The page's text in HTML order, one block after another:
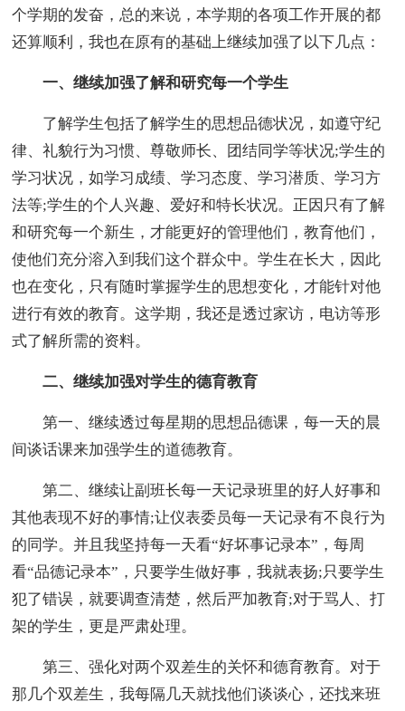
个学期的发奋，总的来说，本学期的各项工作开展的都
还算顺利，我也在原有的基础上继续加强了以下几点：
一、继续加强了解和研究每一个学生
了解学生包括了解学生的思想品德状况，如遵守纪
律、礼貌行为习惯、尊敬师长、团结同学等状况;学生的
学习状况，如学习成绩、学习态度、学习潜质、学习方
法等;学生的个人兴趣、爱好和特长状况。正因只有了解
和研究每一个新生，才能更好的管理他们，教育他们，
使他们充分溶入到我们这个群众中。学生在长大，因此
也在变化，只有随时掌握学生的思想变化，才能针对他
进行有效的教育。这学期，我还是透过家访，电访等形
式了解所需的资料。
二、继续加强对学生的德育教育
第一、继续透过每星期的思想品德课，每一天的晨
间谈话课来加强学生的道德教育。
第二、继续让副班长每一天记录班里的好人好事和
其他表现不好的事情;让仪表委员每一天记录有不良行为
的同学。并且我坚持每一天看“好坏事记录本”，每周
看“品德记录本”，只要学生做好事，我就表扬;只要学生
犯了错误，就要调查清楚，然后严加教育;对于骂人、打
架的学生，更是严肃处理。
第三、强化对两个双差生的关怀和德育教育。对于
那几个双差生，我每隔几天就找他们谈谈心，还找来班